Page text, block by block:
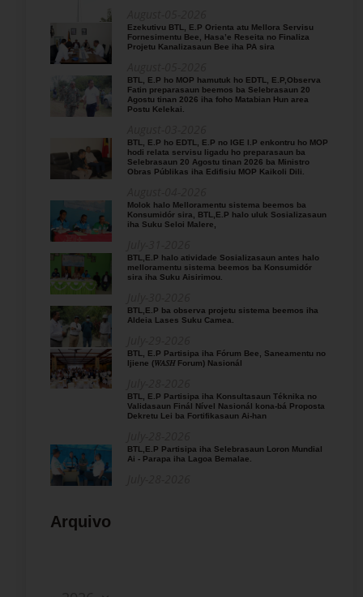
Ezekutivu BTL, E.P Orienta atu Mellora Servisu
Fornesimentu Bee, Hasa’e Reseita no Finaliza
Projetu Kanalizasaun Bee iha PA sira
BTL, E.P ho MOP hamutuk ho EDTL, E.P,Observa
Fatin preparasaun beemos ba Selebrasaun 20
Agostu tinan 2026 iha foho Matabian Hun area
Postu Kelekai.
BTL, E.P ho EDTL, E.P no IGE I.P enkontru ho MOP
hodi relata servisu ligadu ho preparasaun ba
Selebrasaun 20 Agostu tinan 2026 ba Ministro
Obras Públikas iha Edifisiu MOP Kaikoli Dili.
Molok halo Melloramentu sistema beemos ba
Konsumidór sira, BTL,E.P halo uluk Sosializasaun
iha Suku Seloi Malere,
BTL,E.P halo atividade Sosializasaun antes halo
melloramentu sistema beemos ba Konsumidór
sira iha Suku Aisirimou.
BTL,E.P ba observa projetu sistema beemos iha
Aldeia Lases Suku Camea.
BTL, E.P Partisipa iha Fórum Bee, Saneamentu no
Ijiene (𝑊𝐴𝑆𝐻 Forum) Nasionál
BTL, E.P Partisipa iha Konsultasaun Téknika no
Validasaun Finál Nível Nasionál kona-bá Proposta
Dekretu Lei ba Fortifikasaun Ai-han
BTL,E.P Partisipa iha Selebrasaun Loron Mundial
Ai - Parapa iha Lagoa Bemalae.
Arquivo